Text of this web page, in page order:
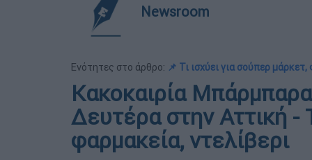
Newsroom
Ενότητες στο άρθρο: 📌 Τι ισχύει για σούπερ
Κακοκαιρία
Δευτέρα στην Αττική -
φαρμακεία, ντελίβερι